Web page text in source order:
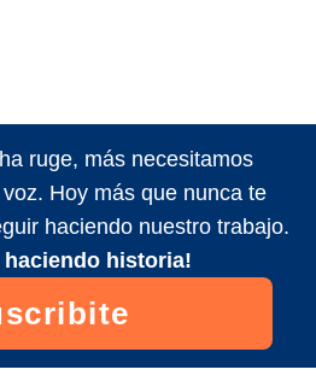
ruge, más necesitamos
Hoy más que nunca te
haciendo nuestro trabajo.
haciendo historia!